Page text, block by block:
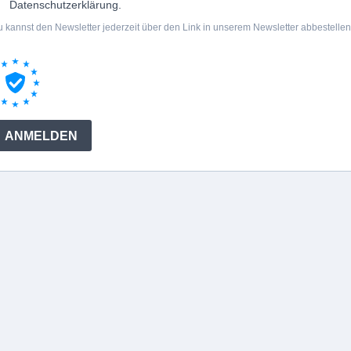
Datenschutzerklärung.
kannst den Newsletter jederzeit über den Link in unserem Newsletter
ANMELDEN